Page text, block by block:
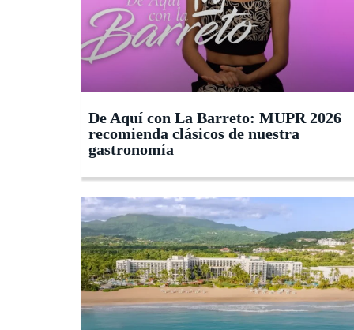
De Aquí con La Barreto: MUPR 2026
recomienda clásicos de nuestra
gastronomía